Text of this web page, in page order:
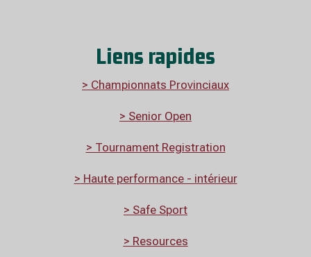
Liens rapides
> Championnats Provinciaux
> Senior Open
> Tournament Registration
> Haute performance - intérieur
> Safe Sport
> Resources